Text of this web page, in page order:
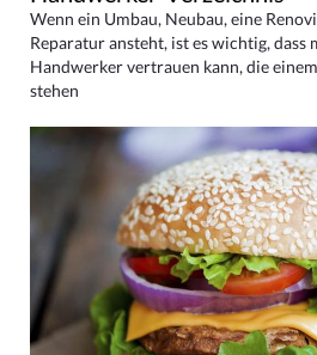
Wenn ein Umbau, Neubau, eine
Reparatur ansteht, ist es wichtig, dass
Handwerker vertrauen kann, die
stehen